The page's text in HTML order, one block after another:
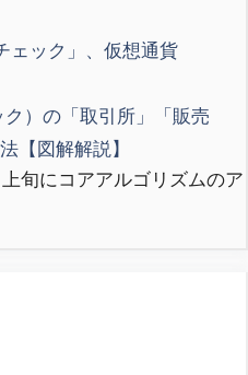
ェック」、仮想通貨
）の「取引所」「販売
【図解解説】
旬にコアアルゴリズムのア